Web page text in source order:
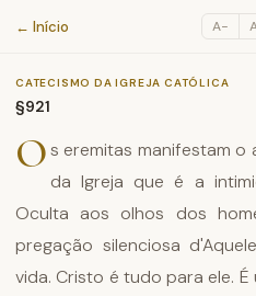
Catecismo da
← Início A−
CATECISMO DA IGREJA CATÓLICA
§921
Os eremitas manifestam
da Igreja que é a
Oculta aos olhos dos
pregação silenciosa
vida. Cristo é tudo para ele.